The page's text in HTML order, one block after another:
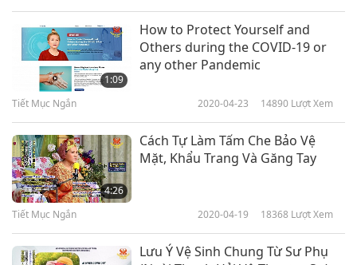
hại họ nếu thú vật đến quá gần.
Nếu chúng ta muốn tự gọi mình là loài người
văn minh, chúng ta phải bảo vệ đời sống thú vật
vốn liên kết với đời sống của mình. Chúng ta
phải bảo vệ họ bởi vì họ là chúng ta – bởi vì nếu
chúng ta không bảo vệ họ, chúng ta sẽ dễ bị nạn
vì Thiên Đàng sẽ không tha thứ cho chúng ta
nếu chúng ta đối xử với các loài đồng cư khác
không tốt.
1:09
How to Protect Yourself and
Others during the COVID-19 or
any other Pandemic
Tiết Mục Ngắn 2020-04-23 14890 Lượt Xem
4:26
Cách Tự Làm Tấm Che Bảo Vệ
Mặt, Khẩu Trang Và Găng Tay
Tiết Mục Ngắn 2020-04-19 18368 Lượt Xem
Lưu Ý Vệ Sinh Chung Từ Sư Phụ